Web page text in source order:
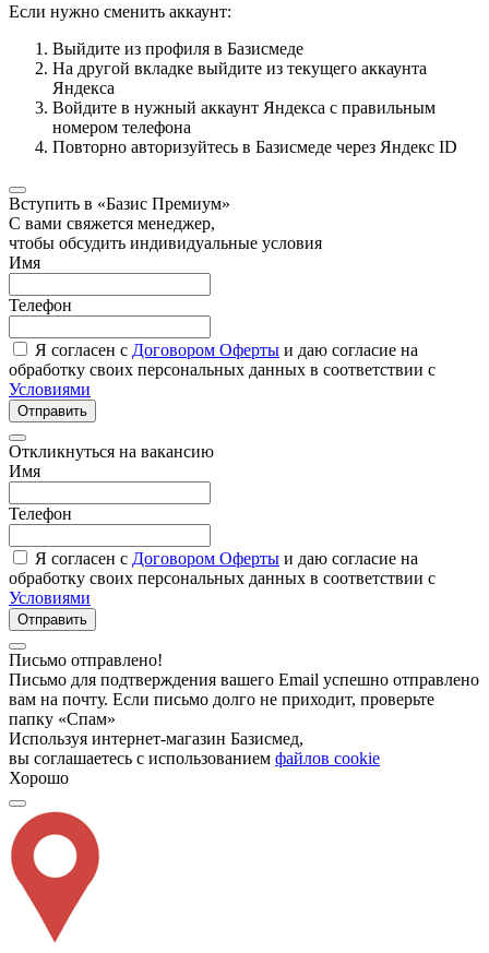
Если нужно сменить аккаунт:
Выйдите из профиля в Базисмеде
На другой вкладке выйдите из текущего аккаунта
Яндекса
Войдите в нужный аккаунт Яндекса с правильным
номером телефона
Повторно авторизуйтесь в Базисмеде через Яндекс ID
Вступить в «Базис Премиум»
С вами свяжется менеджер,
чтобы обсудить индивидуальные условия
Имя
Телефон
Я согласен с Договором Оферты и даю согласие на
обработку своих персональных данных в соответствии с
Условиями
Отправить
Откликнуться на вакансию
Имя
Телефон
Я согласен с Договором Оферты и даю согласие на
обработку своих персональных данных в соответствии с
Условиями
Отправить
Письмо отправлено!
Письмо для подтверждения вашего Email успешно отправлено
вам на почту. Если письмо долго не приходит, проверьте
папку «Спам»
Используя интернет-магазин Базисмед,
вы соглашаетесь с использованием файлов cookie
Хорошо